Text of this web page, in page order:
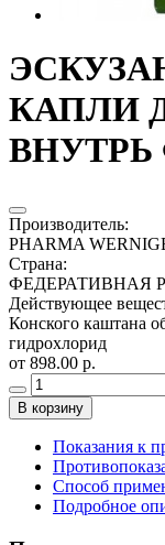
КАПЛИ
ВНУТРЬ
Производитель:
PHARMA
Страна:
ФЕДЕРАТИВНАЯ
Действующее
Конского каштана
гидрохлорид
от 898.00 р.
В корзину
Показания к
Способ
Подробное